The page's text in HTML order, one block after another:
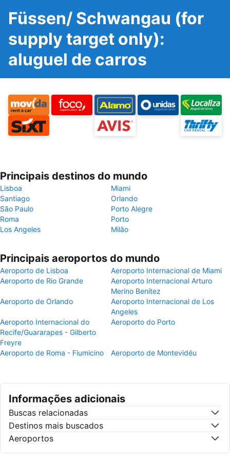
Füssen/ Schwangau (for
supply target only):
aluguel de carros
Principais destinos do mundo
Lisboa
Miami
Santiago
Orlando
São Paulo
Porto Alegre
Roma
Porto
Los Angeles
Milão
Principais aeroportos do mundo
Aeroporto de Lisboa
Aeroporto Internacional de Miami
Aeroporto de Rio Grande
Aeroporto Internacional Arturo
Merino Benítez
Aeroporto de Orlando
Aeroporto Internacional de Los
Angeles
Aeroporto Internacional do
Recife/Guararapes - Gilberto
Freyre
Aeroporto do Porto
Aeroporto de Roma - Fiumicino Aeroporto de Montevidéu
Informações adicionais
Buscas relacionadas
Destinos mais buscados
Aeroportos